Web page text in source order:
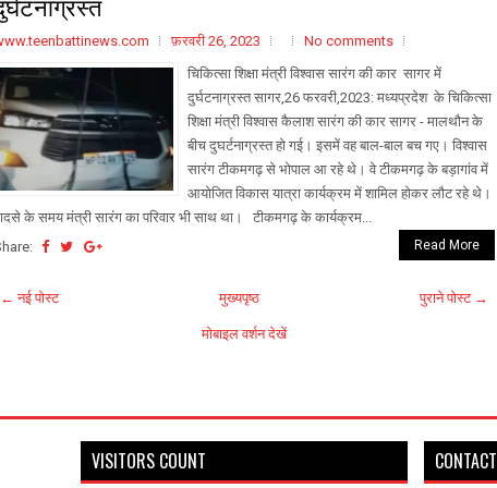
फ़रवरी 26, 2023
No comments
चिकित्सा शिक्षा मंत्री विश्वास सारंग की कार सागर में
दुर्घटनाग्रस्त सागर,26 फरवरी,2023: मध्यप्रदेश के चिकित्सा
शिक्षा मंत्री विश्वास कैलाश सारंग की कार सागर - मालथौन के
बीच दुघर्टनाग्रस्त हो गई। इसमें वह बाल-बाल बच गए। विश्वास
सारंग टीकमगढ़ से भोपाल आ रहे थे। वे टीकमगढ़ के बड़ागांव में
आयोजित विकास यात्रा कार्यक्रम में शामिल होकर लौट रहे थे।
के समय मंत्री सारंग का परिवार भी साथ था। टीकमगढ़ के कार्यक्रम...
Read More
← नई पोस्ट पुराने पोस्ट →
मुख्यपृष्ठ
मोबाइल वर्शन देखें
VISITORS COUNT CONTACT